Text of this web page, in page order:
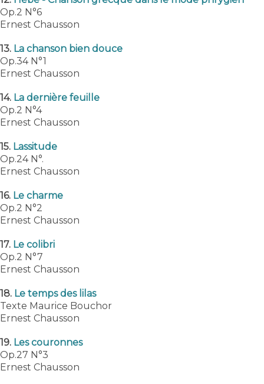
Op.2 N°6
Ernest Chausson
13. La chanson bien douce
Op.34 N°1
Ernest Chausson
14. La dernière feuille
Op.2 N°4
Ernest Chausson
15. Lassitude
Op.24 N°.
Ernest Chausson
16. Le charme
Op.2 N°2
Ernest Chausson
17. Le colibri
Op.2 N°7
Ernest Chausson
18. Le temps des lilas
Texte Maurice Bouchor
Ernest Chausson
19. Les couronnes
Op.27 N°3
Ernest Chausson